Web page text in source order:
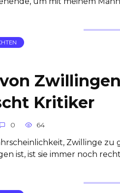
Kritiker
0 64
Zwillinge zu
ist, ist sie immer noch